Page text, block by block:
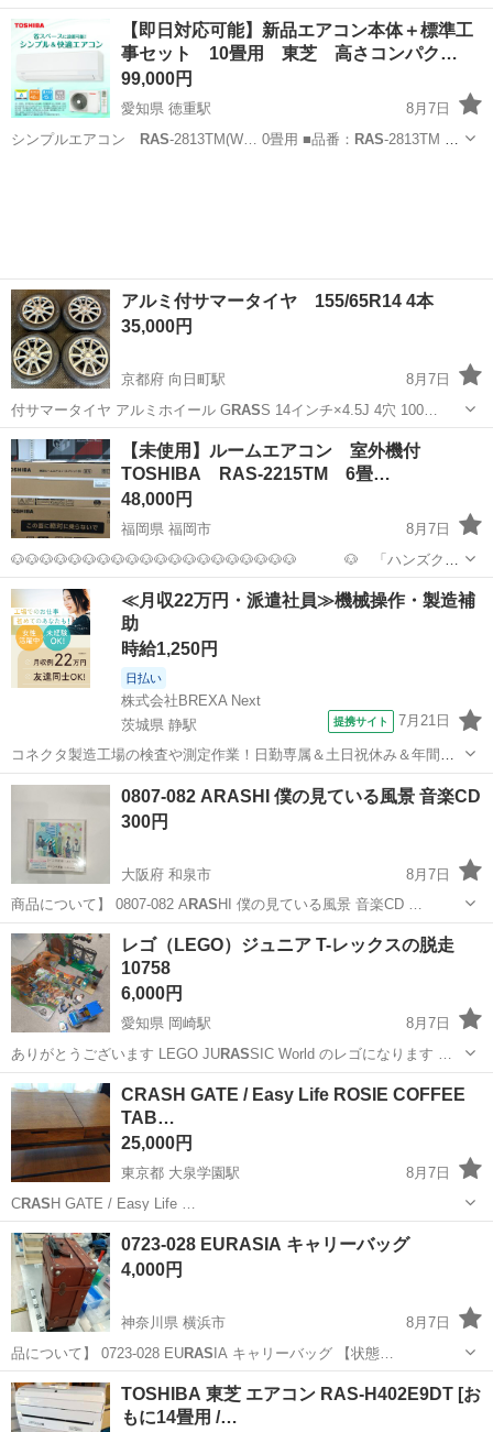
製…
岡山 東山・おかでんミュージアム駅駅
季節、空調家電 貸し出し
【即日対応可能】新品エアコン本体＋標準工
事セット 10畳用 東芝 高さコンパク…
99,000円
愛知県 徳重駅
8月7日
シンプルエアコン
RAS-2813TM(W… 0畳用 ■品番： RAS-2813TM …
アルミ付サマータイヤ 155/65R14 4本
35,000円
京都府 向日町駅
8月7日
付サマータイヤ アルミホイール G RASS 14インチ×4.5J 4穴 100…
京都 京都市 向日町駅 タイヤ
【未使用】ルームエアコン 室外機付
TOSHIBA RAS-2215TM 6畳…
48,000円
福岡県 福岡市
8月7日
🐶🐶🐶🐶🐶🐶🐶🐶🐶🐶🐶🐶🐶🐶🐶🐶🐶🐶🐶🐶 🐶 「ハンズクラ
フト 博多店」 🐶 🐶🐶🐶🐶🐶🐶🐶🐶🐶🐶🐶🐶🐶🐶🐶🐶🐶🐶🐶🐶 ＜絶
賛イベント開催中‼‼＞ 🌈商品ご購入時にスタッフに「ジモ
ティ...
福岡 福岡市 季節、空調家電 RAS
≪月収22万円・派遣社員≫機械操作・製造補
助
時給1,250円
日払い
株式会社BREXA Next
茨城県 静駅
提携サイト 7月21日
コネクタ製造工場の検査や測定作業！日勤専属＆土日祝休み＆年間休
日128日★クリーンルーム内作業★マイカー通勤OK＆無料駐車場あり
★就業先食堂利用可！日払い制度あり！《茨城県常陸大宮市》 人気の
工場のお仕事 ◇コネクタ製造工...
茨城 常陸大宮市 その他
0807-082 ARASHI 僕の見ている風景 音楽CD
300円
大阪府 和泉市
8月7日
商品について】 0807-082 ARAS HI 僕の見ている風景 音楽CD …
大阪 和泉市 CD
レゴ（LEGO）ジュニア T-レックスの脱走
10758
6,000円
愛知県 岡崎駅
8月7日
ありがとうございます LEGO JURASSIC World のレゴになります …
愛知 岡崎市
CRASH GATE / Easy Life ROSIE COFFEE
TAB…
25,000円
東京都 大泉学園駅
8月7日
CRAS H GATE / Easy Life …
東京 練馬区 テーブル
0723-028 EURASIA キャリーバッグ
4,000円
神奈川県 横浜市
8月7日
品について】 0723-028 EURAS IA キャリーバッグ 【状態…
神奈川 横浜市 キャリーバッグ
TOSHIBA 東芝 エアコン RAS-H402E9DT [お
もに14畳用 /…